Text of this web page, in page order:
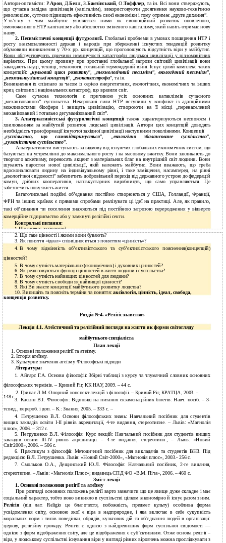
Автори-оптимісти: Р.Арон, Д.Белл, З.Бжезінський, О.Тоффлер, та ін. Всі вони стверджують,
що сучасна західна цивілізація (капіталізм), використовуючи досягнення науково-технічною
революцією, суттєво підвищить ефективність своєї економіки і тому отримає „ друге дихання”.
У зв’язку з чим майбутнє уявляється ними як еволюційний розвиток оновленого,
омоложенного НТР капіталізму або абсолютно зміненого капіталізму, який навіть отримає нову
назву.
2. Песимістичні концепції футурології. Глобальні проблеми в умовах поширення НТР і
росту взаємозалежності держав і народів при збереженні існуючих тенденцій розвитку
обумовили виникнення у 70-х рр. концепцій, що проголошують відсутність віри у майбутнє.
Вони обґрунтовують причини неминучості катастрофи людської цивілізації у різноманітних
варіантах . При цьому провину при зростанні глобальної загрози світовій цивілізації вони
закидають науці, техніці, технології, тотальній термоядерній війні. Існує цілий комплекс таких
концепцій: „нульовий цикл розвитку”, „технологічний песимізм”, екологічний песимізм”,
„неомальтузіанські концепції”, „екокатастрофа”, та ін.
Виникнення їх співпало за часом із серією енергетичних, екологічних, економічних та інших
криз, світових і національних катастроф, що вразили світ.
Саме сучасна технологія є причиною усіх основних катаклізмів сучасного
„механізованого” суспільства. Некеровані сили НТР вступили у конфлікт із адапційними
можливостями біосфери і знищать цивілізацію, створюючи на її місці „перенаселений
механізований і тотально дегуманізований світ”.
3. Альтернативістські футурологічні концепціїтакож характеризуються неспокоєм і
хвилюванням за майбутній розвиток людської цивілізації. Автори цих концепцій доводять
необхідність трансформації існуючої західної цивілізації наступними поколіннями. Концепції
„суспільство, що самопідтримується”, „екологічно збалансоване суспільство”,
„гуманістичне суспільство”.
Альтернативісти виступають за відмову від існуючих глобальних економічних систем, що
базуються на устремлінні до максимального росту і на масовому вжитку. Вони закликають до
творчого аскетизму, переносять акцент з матеріальних благ на внутрішній світ людини. Вони
шукають паростки нової цивілізації, якій належить майбутнє. Вони вважають, що треба
вдосконалювати людину на індивідуальному рівні, і таке заміщення, насамперед, на рівні
„екологічної свідомості” забезпечить добровільний перехід від державного устрою до федерацій
комун, дрібних кооперативів, напівкустарних виробництв, що само управляються. Це
забезпечить нову якість життя.
Багаточисельні подібні об’єднання постійно створюються у США, Голландії, Франції,
ФРН та інших країнах є прямими спробами реалізувати ці ідеї на практиці. Але, як правило,
такі об’єднання чи поселення знаходяться під постійною загрозою переродження у відверто
комерційне підприємство або у замкнуті релігійні секти.
Контрольні питання:
1.Що вивчає аксіологія?
2. Що таке цінності і якими вони бувають?
3. Як поняття «ідеал» співвідноситься з поняттям «цінність»?
4. В чому відмінність об’єктивістського та суб’єктивістського пояснення(концепцій)
цінностей?
5. В чому сутність матеріальних(економічних) і духовних цінностей?
6. Як реалізовуються функції цінностей в житті людини і суспільства?
7. В чому сутність найвищих цінностей для людини?
8. В чому сутність свободи як найвищої цінності?
9. Які Ви знаєте концепції майбутнього розвитку людства?
10. Випишіть та поясніть терміни та поняття:аксіологія, цінність, ідеал, свобода,
концепція розвитку.
Розділ №4. «Релігієзнавство»
Лекція 4.1. Атеїстичний та релігійний погляди на життя як форми світогляду
майбутнього спеціаліста
План лекції
1. Основні положення релігії та атеїзму.
2. Історія атеїзму.
3. Культурне значення атеїзму. Філософські підходи
Література:
1. Айгарс Г.А. Основи філософії: Збірні таблиці з курсу та тлумачний словник основних
філософських термінів. – Кривий Ріг, КК НАУ, 2009. – 44 с.
148 с.
2. Грипас Л.М. Опорний конспект лекцій з філософії. – Кривий Ріг, КРАТЦА, 2003. –
3. Касьян В.І. Філософія: Відповіді на питання екзаменаційних білетів: Навч. посіб. – 3-
тєвид., перероб. і доп. – К.: Знання, 2005. – 333 с. –
4. Петрушенко В.Л. Основи філософських знань: Навчальний посібник для студентів
вищих закладів освіти І-ІІ рівнів акредитації, 4-те видання, стереотипне. – Львів: «Магнолія
плюс», 2006. – 312 с.
5. Петрушенко В.Л. Філософія: Курс лекцій: Навчальний посібник для студентів вищих
закладів освіти ІІІ-ІV рівнів акредитації. – 4-те видання, стереотипн., – Львів: «Новий
Світ2000», 2006. – 506 с.
6. Практикум з філософії: Методичний посібник для викладачів та студентів ВНЗ. Під
редакцією В.Л. Петрушенка. Львів: «Новий Світ-2000», «Магнолія плюс», 2003.- 256 с.
7. Смольков О.А., Дещинський Ю.Л. Філософія: Навчальний посібник, 2-ге видання,
стереотипне. – Львів: «Магнолія Плюс»; видавець СПД ФО «В.М. Піча», 2006. – 460 с.
Зміст лекції
1. Основні положення релігії та атеїзму
При розгляді основних положень релігії варто зазначити що це явище дуже складне і має
соціальний характер, тобто воно виникло в суспільстві цілком закономірно й існує разом з ним.
Релігія(від лат. Religio це благочестя, побожність, предмет культу) особлива форма
усвідомлення світу, основою якої є віра в надприродне, і яка включає в себе сукупність
моральних норм і типів поведінки, обрядів, культових дій та об'єднання людей в організації:
церкву, релігійну громаду. Релігія є однією з найдревніших форм суспільної свідомості —
однією з форм відображення світу, але це відображення є суб’єктивним. Отже основа релігії –
віра, у людському суспільстві існування віри у вигляді різних віровчень можна прослідкувати з